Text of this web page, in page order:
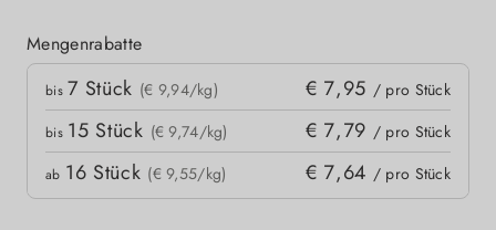
Mengenrabatte
Mengenrabatte
bis 7 Stück (€ 9,94/kg) € 7,95 / pro Stück
bis 15 Stück (€ 9,74/kg) € 7,79 / pro Stück
ab 16 Stück (€ 9,55/kg) € 7,64 / pro Stück